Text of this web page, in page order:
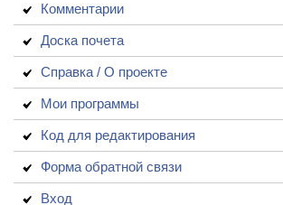
Комментарии
Доска почета
Справка / О проекте
Мои программы
Код для редактирования
Форма обратной связи
Вход